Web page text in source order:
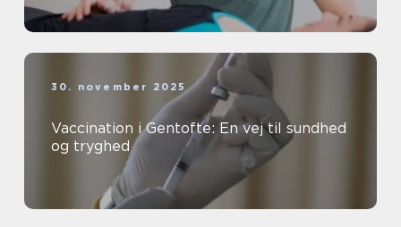
30. november 2025
Vaccination i Gentofte: En vej til sundhed
og tryghed